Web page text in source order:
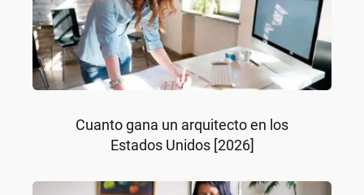
Cuanto gana un arquitecto en los
Estados Unidos [2026]